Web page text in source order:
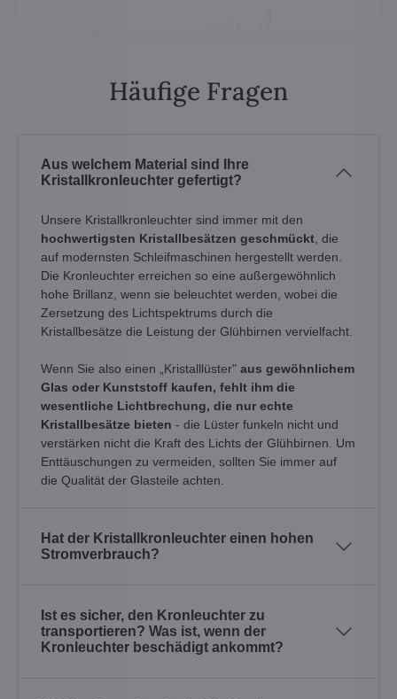
Häufige Fragen
Aus welchem Material sind Ihre
Kristallkronleuchter gefertigt?
Unsere Kristallkronleuchter sind immer mit den
hochwertigsten Kristallbesätzen geschmückt , die
auf modernsten Schleifmaschinen hergestellt werden.
Die Kronleuchter erreichen so eine außergewöhnlich
hohe Brillanz, wenn sie beleuchtet werden, wobei die
Zersetzung des Lichtspektrums durch die
Kristallbesätze die Leistung der Glühbirnen vervielfacht.
Wenn Sie also einen „Kristalllüster" aus gewöhnlichem
Glas oder Kunststoff kaufen, fehlt ihm die
wesentliche Lichtbrechung, die nur echte
Kristallbesätze bieten - die Lüster funkeln nicht und
verstärken nicht die Kraft des Lichts der Glühbirnen. Um
Enttäuschungen zu vermeiden, sollten Sie immer auf
die Qualität der Glasteile achten.
Hat der Kristallkronleuchter einen hohen
Stromverbrauch?
Ist es sicher, den Kronleuchter zu
transportieren? Was ist, wenn der
Kronleuchter beschädigt ankommt?